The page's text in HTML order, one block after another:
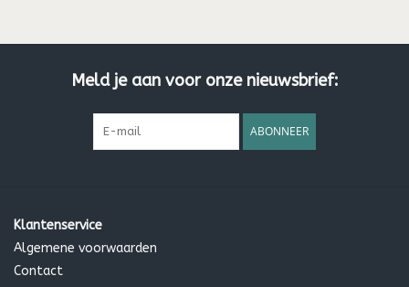
Meld je aan voor onze nieuwsbrief:
ABONNEER
Klantenservice
Algemene voorwaarden
Contact